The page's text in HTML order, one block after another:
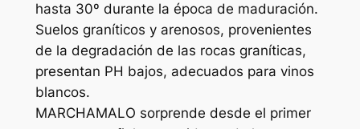
hasta 30º durante la época de maduración.
Suelos graníticos y arenosos, provenientes
de la degradación de las rocas graníticas,
presentan PH bajos, adecuados para vinos
blancos.
MARCHAMALO sorprende desde el primer